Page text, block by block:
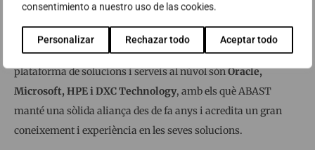
consentimiento a nuestro uso de las cookies.
Personalizar Rechazar todo Aceptar todo
Els nostres companys de camí per construir aquesta
plataforma de solucions i serveis al núvol sónOracle,
Microsoft, HPE i DXC Technology, amb els què ABAST
manté una sòlida aliança des de fa anys i acredita un gran
coneixement i experiència en les seves solucions.